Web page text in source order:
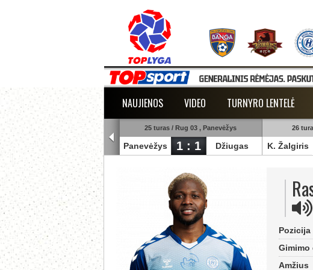
NAUJIENOS VIDEO TURNYRO LENTELĖ
25 turas / Rug 03 , Šiauliai
1 : 3 Banga
25 turas / Rug 03 , Panevėžys
Panevėžys 1 : 1 Džiugas
26
K. Žalgiris
Pozicija
Gimimo
Amžius